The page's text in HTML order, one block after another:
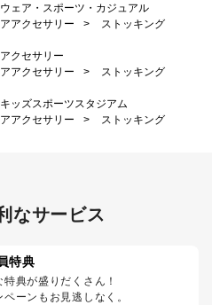
ウェア・スポーツ・カジュアル
アクセサリー >
ストッキング
アクセサリー
アクセサリー >
ストッキング
キッズスポーツスタジアム
アクセサリー >
ストッキング
なサービス
特典
典が盛りだくさん！
ーンもお見逃しなく。